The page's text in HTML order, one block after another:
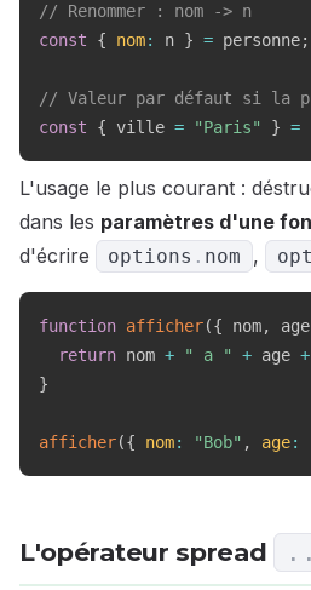
// Renommer : nom -> n
const
{ nom: n } = personne;
// Valeur par défaut si la
const
{ ville = "Paris" } =
L'usage le plus courant :
dans les paramètres d'une
d'écrire
options . nom ,
function afficher({ nom, age
return nom + " a " + age +
}
afficher({ nom: "Bob" , age:
L'opérateur spread